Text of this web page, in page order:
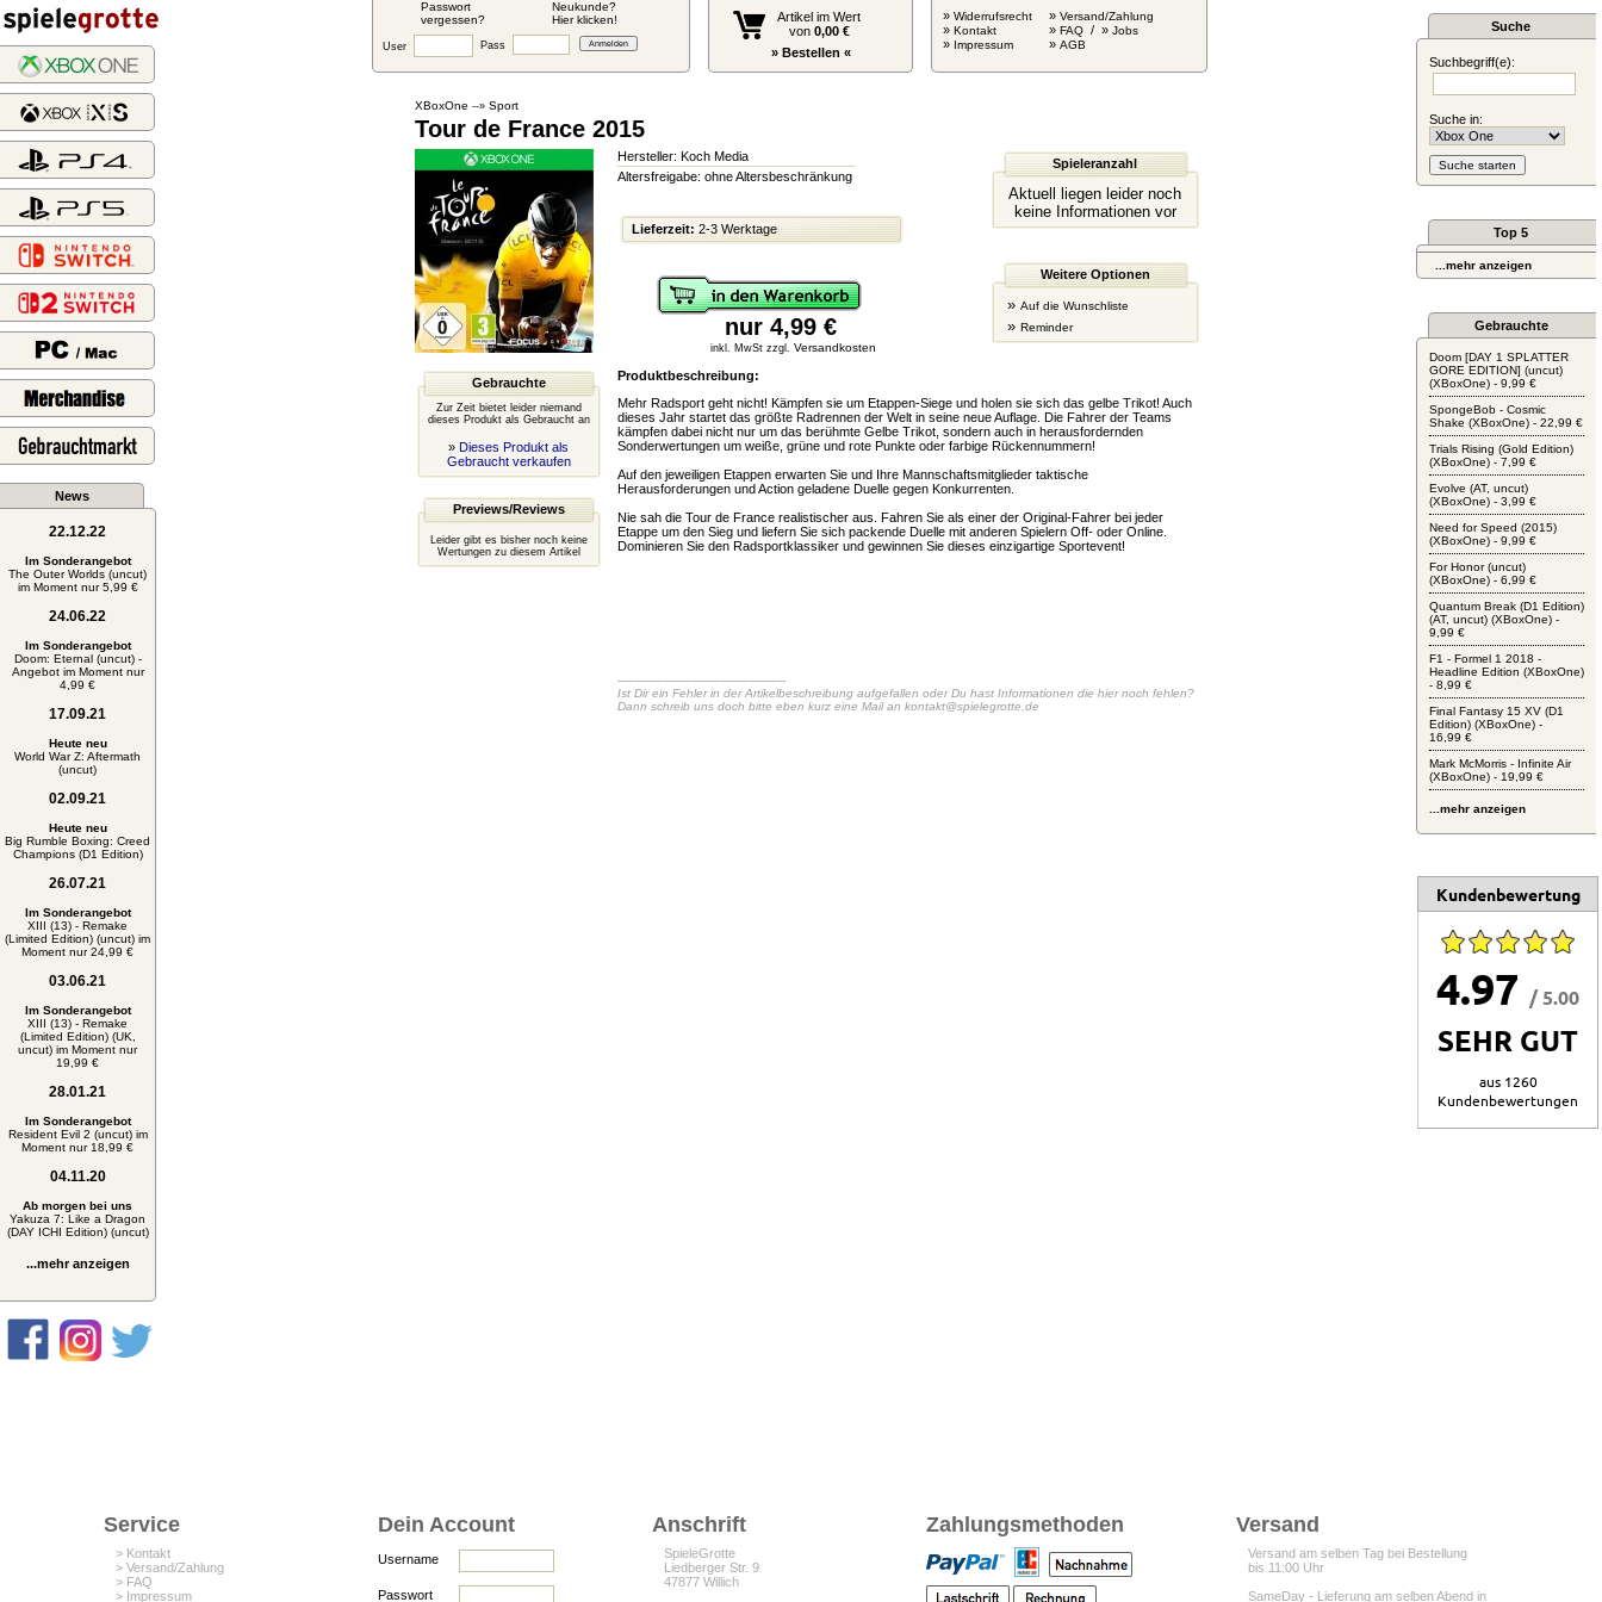
Passwort
vergessen?
Neukunde?
Hier klicken!
User Pass
Artikel im Wert
von 0,00 €
» Bestellen «
» Widerrufsrecht
» Kontakt
» Impressum
» Versand/Zahlung
» FAQ / » Jobs
» AGB
News
22.12.22
Im Sonderangebot
The Outer Worlds (uncut)
im Moment nur 5,99 €
24.06.22
Im Sonderangebot
Doom: Eternal (uncut) -
Angebot im Moment nur
4,99 €
17.09.21
Heute neu
World War Z: Aftermath
(uncut)
02.09.21
Heute neu
Big Rumble Boxing: Creed
Champions (D1 Edition)
26.07.21
Im Sonderangebot
XIII (13) - Remake
(Limited Edition) (uncut) im
Moment nur 24,99 €
03.06.21
Im Sonderangebot
XIII (13) - Remake
(Limited Edition) (UK,
uncut) im Moment nur
19,99 €
28.01.21
Im Sonderangebot
Resident Evil 2 (uncut) im
Moment nur 18,99 €
04.11.20
Ab morgen bei uns
Yakuza 7: Like a Dragon
(DAY ICHI Edition) (uncut)
...mehr anzeigen
XBoxOne --» Sport
Tour de France 2015
Hersteller: Koch Media
Altersfreigabe: ohne Altersbeschränkung
Lieferzeit: 2-3 Werktage
nur 4,99 €
inkl. MwSt zzgl. Versandkosten
Spieleranzahl
Aktuell liegen leider noch
keine Informationen vor
Weitere Optionen
» Auf die Wunschliste
» Reminder
Gebrauchte
Zur Zeit bietet leider niemand
dieses Produkt als Gebraucht an
» Dieses Produkt als
Gebraucht verkaufen
Previews/Reviews
Leider gibt es bisher noch keine
Wertungen zu diesem Artikel
Produktbeschreibung:
Mehr Radsport geht nicht! Kämpfen sie um Etappen-Siege und holen sie sich das gelbe Trikot! Auch
dieses Jahr startet das größte Radrennen der Welt in seine neue Auflage. Die Fahrer der Teams
kämpfen dabei nicht nur um das berühmte Gelbe Trikot, sondern auch in herausfordernden
Sonderwertungen um weiße, grüne und rote Punkte oder farbige Rückennummern!
Auf den jeweiligen Etappen erwarten Sie und Ihre Mannschaftsmitglieder taktische
Herausforderungen und Action geladene Duelle gegen Konkurrenten.
Nie sah die Tour de France realistischer aus. Fahren Sie als einer der Original-Fahrer bei jeder
Etappe um den Sieg und liefern Sie sich packende Duelle mit anderen Spielern Off- oder Online.
Dominieren Sie den Radsportklassiker und gewinnen Sie dieses einzigartige Sportevent!
-----------------------------------------------
Ist Dir ein Fehler in der Artikelbeschreibung aufgefallen oder Du hast Informationen die hier noch fehlen?
Dann schreib uns doch bitte eben kurz eine Mail an kontakt@spielegrotte.de
Suche
Suchbegriff(e):
Suche in:
Top 5
...mehr anzeigen
Gebrauchte
Doom [DAY 1 SPLATTER
GORE EDITION] (uncut)
(XBoxOne) - 9,99 €
SpongeBob - Cosmic
Shake (XBoxOne) - 22,99 €
Trials Rising (Gold Edition)
(XBoxOne) - 7,99 €
Evolve (AT, uncut)
(XBoxOne) - 3,99 €
Need for Speed (2015)
(XBoxOne) - 9,99 €
For Honor (uncut)
(XBoxOne) - 6,99 €
Quantum Break (D1 Edition)
(AT, uncut) (XBoxOne) -
9,99 €
F1 - Formel 1 2018 -
Headline Edition (XBoxOne)
- 8,99 €
Final Fantasy 15 XV (D1
Edition) (XBoxOne) -
16,99 €
Mark McMorris - Infinite Air
(XBoxOne) - 19,99 €
...mehr anzeigen
Kundenbewertung
4.97 / 5.00
SEHR GUT
aus 1260
Kundenbewertungen
Service
> Kontakt
> Versand/Zahlung
> FAQ
> Impressum
Dein Account
Username
Passwort
Anschrift
SpieleGrotte
Liedberger Str. 9
47877 Willich
Zahlungsmethoden Versand
Versand am selben Tag bei Bestellung
bis 11:00 Uhr
SameDay - Lieferung am selben Abend in